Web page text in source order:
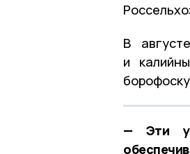
В
и
— Эти